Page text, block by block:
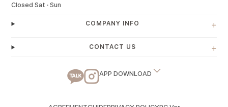
Closed Sat · Sun
COMPANY INFO +
CONTACT US +
APP DOWNLOAD